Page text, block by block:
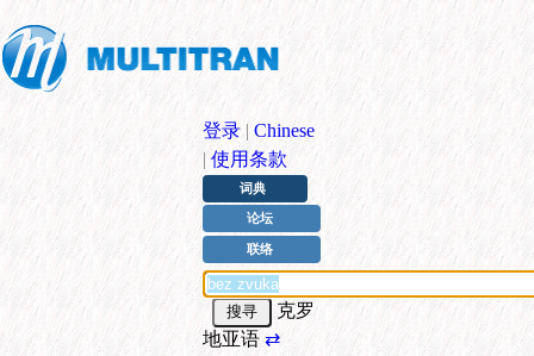
登录 | Chinese
| 使用条款
词典
论坛
联络
克罗
地亚语 ⇄